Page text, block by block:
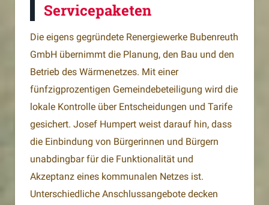
Servicepaketen
Die eigens gegründete Renergiewerke Bubenreuth
GmbH übernimmt die Planung, den Bau und den
Betrieb des Wärmenetzes. Mit einer
fünfzigprozentigen Gemeindebeteiligung wird die
lokale Kontrolle über Entscheidungen und Tarife
gesichert. Josef Humpert weist darauf hin, dass
die Einbindung von Bürgerinnen und Bürgern
unabdingbar für die Funktionalität und
Akzeptanz eines kommunalen Netzes ist.
Unterschiedliche Anschlussangebote decken